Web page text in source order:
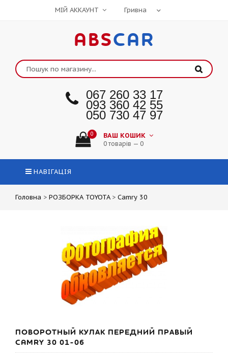
МІЙ АККАУНТ
ABSCAR
067 260 33 17
093 360 42 55
050 730 47 97
0 ВАШ КОШИК
0 товарів — 0
НАВІГАЦІЯ
Головна > РОЗБОРКА TOYOTA > Camry 30
ПОВОРОТНЫЙ КУЛАК ПЕРЕДНИЙ ПРАВЫЙ
CAMRY 30 01-06